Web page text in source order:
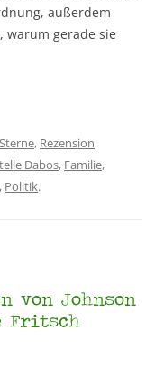
außerdem
warum gerade sie
, Rezension
Dabos, Familie,
, Politik.
von Johnson
Fritsch